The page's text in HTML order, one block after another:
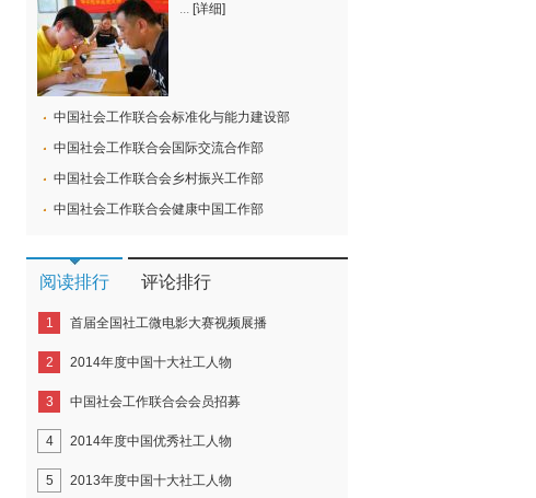
... [详细]
中国社会工作联合会标准化与能力建设部
中国社会工作联合会国际交流合作部
中国社会工作联合会乡村振兴工作部
中国社会工作联合会健康中国工作部
阅读排行 评论排行
1 首届全国社工微电影大赛视频展播
2 2014年度中国十大社工人物
3 中国社会工作联合会会员招募
4 2014年度中国优秀社工人物
5 2013年度中国十大社工人物